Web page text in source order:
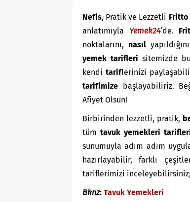
Nefis, Pratik ve Lezzetli
anlatımıyla Yemek24‘de.
noktalarını, nasıl
yemek tarifleri sitemizde
kenditariflerinizi
tarifimize başlayabiliriz.
Afiyet Olsun!
Birbirinden lezzetli, pratik,
tüm tavuk yemekleri
sunumuyla adım adım
hazırlayabilir, farklı
tariflerimizi inceleyebilirsiniz;
Bknz: Tavuk Yemekleri